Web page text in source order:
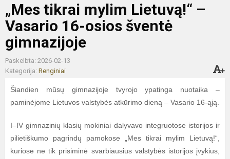
„Mes tikrai mylim Lietuvą!“ –
Vasario 16-osios šventė
gimnazijoje
Paskelbta: 2026-02-13
Kategorija: Renginiai
Šiandien mūsų gimnazijoje tvyrojo ypatinga nuotaika –
paminėjome Lietuvos valstybės atkūrimo dieną – Vasario 16-ąją.
I–IV gimnazinių klasių mokiniai dalyvavo integruotose istorijos ir
pilietiškumo pagrindų pamokose „Mes tikrai mylim Lietuvą!“,
kuriose ne tik prisiminė svarbiausius valstybės istorijos įvykius,